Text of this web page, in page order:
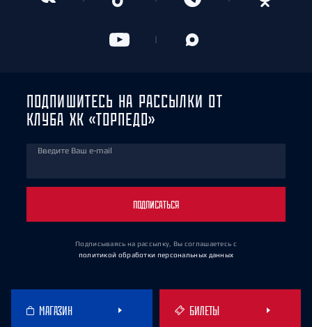
ПОДПИШИТЕСЬ НА РАССЫЛКИ ОТ
КЛУБА ХК «ТОРПЕДО»
Введите Ваш e-mail
ПОДПИСАТЬСЯ
Подписываясь на рассылку, Вы соглашаетесь с
политикой обработки персональных данных
МАГАЗИН БИЛЕТЫ